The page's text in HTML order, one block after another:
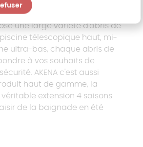
une large variété d'abris de
télescopique haut, mi-
ultra-bas, chaque abris de
à vos souhaits de
AKENA c'est aussi
haut de gamme, la
extension 4 saisons
de la baignade en été